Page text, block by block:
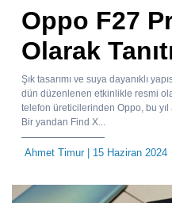
Oppo F27
Olarak
Şık tasarımı ve suya dayanıklı
dün düzenlenen etkinlikle resmi
telefon üreticilerinden Oppo, bu yıl
Bir yandan Find X...
Ahmet Timur| 15 Haziran 2024